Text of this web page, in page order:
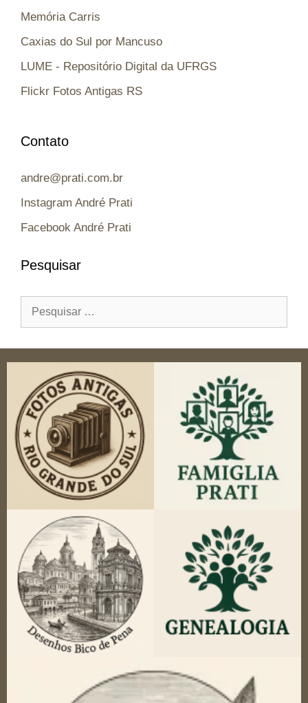
Memória Carris
Caxias do Sul por Mancuso
LUME - Repositório Digital da UFRGS
Flickr Fotos Antigas RS
Contato
andre@prati.com.br
Instagram André Prati
Facebook André Prati
Pesquisar
Pesquisar
por: